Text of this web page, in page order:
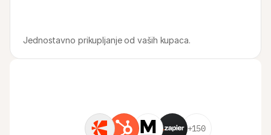
Jednostavno prikupljanje od vaših kupaca.
+150